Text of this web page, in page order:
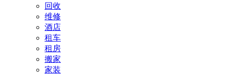
回收
维修
酒店
租车
租房
搬家
家装